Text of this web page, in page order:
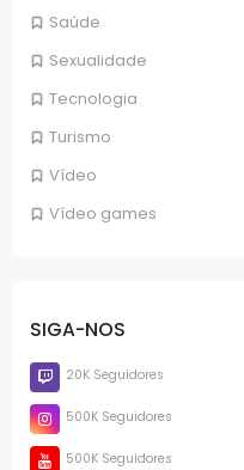
Saúde
Sexualidade
Tecnologia
Turismo
Vídeo
Vídeo games
SIGA-NOS
20K Seguidores
500K Seguidores
500K Seguidores